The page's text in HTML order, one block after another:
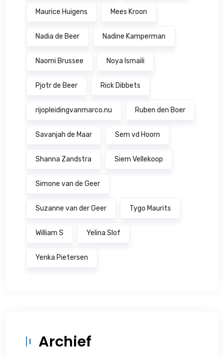
Maurice Huigens Mees Kroon
Nadia de Beer Nadine Kamperman
Naomi Brussee Noya Ismaili
Pjotr de Beer Rick Dibbets
rijopleidingvanmarco.nu Ruben den Boer
Savanjah de Maar Sem vd Hoorn
Shanna Zandstra Siem Vellekoop
Simone van de Geer
Suzanne van der Geer Tygo Maurits
William S Yelina Slof
Yenka Pietersen
Archief